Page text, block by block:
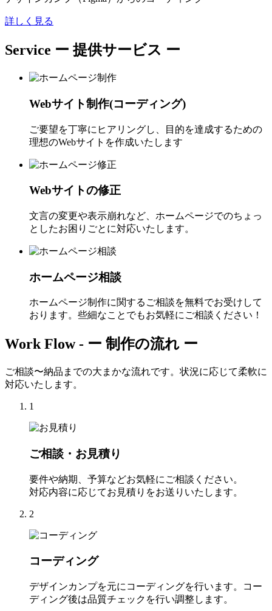
詳しく見る
Service ー 提供サービス ー
Webサイト制作(コーディング)
ご要望を丁寧にヒアリングし、目的を達成するための
理想のWebサイトを作成いたします
Webサイトの修正
文言の変更や表示崩れなど、ホームページでのちょっ
としたお困りごとに対応いたします。
ホームページ相談
ホームページ制作に関するご相談を無料でお受けして
おります。些細なことでもお気軽にご相談ください！
Work Flow - ー 制作の流れ ー
ご相談〜納品までの大まかな流れです。状況に応じて柔軟に
対応いたします。
1
ご相談・お見積り
要件や納期、予算などお気軽にご相談ください。
対応内容に応じてお見積りをお送りいたします。
2
コーディング
デザインカンプを元にコーディングを行います。コー
ディング後は品質チェックを行い調整します。